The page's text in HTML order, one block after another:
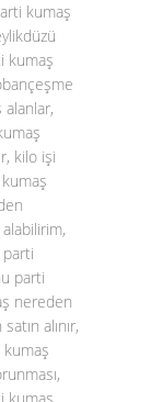
kumaş
kumaş
kilo işi
parti
parti
nereden
alınır,
kumaş